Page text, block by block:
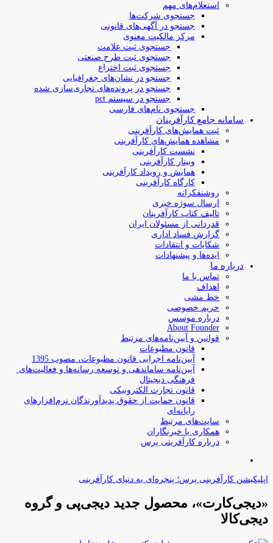
استعلام‌های مهم
جستجوی شرکت‌ها
جستجو در آگهی‌های قانونی
مرکز مالکیت معنوی
جستجوی ثبت علامت
جستجوی ثبت طرح صنعتی
جستجوی ثبت اختراع
جستجو در نشان‌های جغرافیایی
جستجو در پرونده‌های تجاری‌سازی شده
جستجو در سیستم pct
جستجوی نام‌های فارسی
سامانه جامع کارآفرینان
ثبت همایش‌های کارآفرینی
مشاهده همایش‌های کارآفرینی
نشست کارآفرینی
وبینار کارآفرینی
همایش و رویداد کارآفرینی
کارگاه کارآفرینی
روشنفکرانه
ارسال سوژه‌ خبری
تالیف کتاب کارآفرینان
قدردانی از مسئولان ایران
گزارش فساد اداری
شکایات و انتقادات
ایده‌ها و پیشنهادات
درباره ما
تماس با ما
اهداف
خط مشی
حریم خصوصی
درباره موسس
About Founder
قوانین و آیین‌نامه‌های مرتبط
‌قانون مطبوعات
آیین‌نامه اجرایی قانون مطبوعات، مصوب 1395
آیین‌نامه سامان­دهی و توسعه رسانه­‌ها و فعالیت‌­های
فرهنگی دیجیتال
قانون تجارت الکترونیکی
قانون حمایت از حقوق پدیدآورندگان نرم‌افزارهای
رایانه‌ای
سایت‌های مرتبط
همکاری با خبرنگاران
درباره کارآفرینی پرس
اپلیکیشن کارآفرینی پرس؛ پنجره‌ای به دنیای کارآفرینی
«دیجی‌کارت»، محصول جدید دیجی‌پی و گروه
دیجی‌کالا